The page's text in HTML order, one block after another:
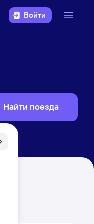
Войти
Найти поезда